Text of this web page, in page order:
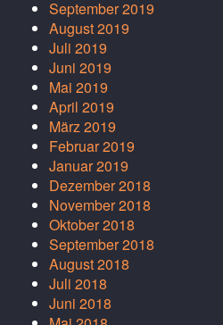
September 2019
August 2019
Juli 2019
Juni 2019
Mai 2019
April 2019
März 2019
Februar 2019
Januar 2019
Dezember 2018
November 2018
Oktober 2018
September 2018
August 2018
Juli 2018
Juni 2018